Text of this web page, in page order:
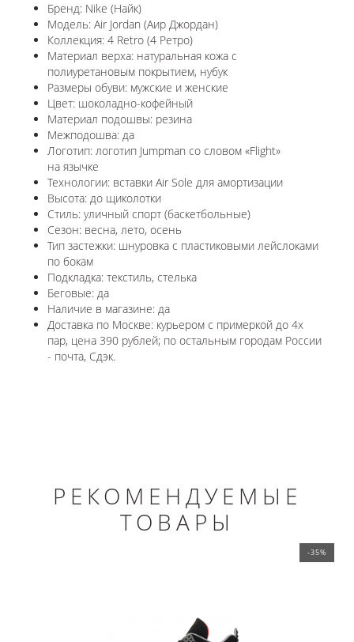
Бренд: Nike (Найк)
Модель: Air Jordan (Аир Джордан)
Коллекция: 4 Retro (4 Ретро)
Материал верха: натуральная кожа с
полиуретановым покрытием, нубук
Размеры обуви: мужские и женские
Цвет: шоколадно-кофейный
Материал подошвы: резина
Межподошва: да
Логотип: логотип Jumpman со словом «Flight»
на язычке
Технологии: вставки Air Sole для амортизации
Высота: до щиколотки
Стиль: уличный спорт (баскетбольные)
Сезон: весна, лето, осень
Тип застежки: шнуровка с пластиковыми лейслоками
по бокам
Подкладка: текстиль, стелька
Беговые: да
Наличие в магазине: да
Доставка по Москве: курьером с примеркой до 4х
пар, цена 390 рублей; по остальным городам России
- почта, Сдэк.
РЕКОМЕНДУЕМЫЕ
ТОВАРЫ
-35%